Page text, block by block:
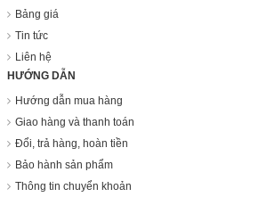
Bảng giá
Tin tức
Liên hệ
HƯỚNG DẪN
Hướng dẫn mua hàng
Giao hàng và thanh toán
Đổi, trả hàng, hoàn tiền
Bảo hành sản phẩm
Thông tin chuyển khoản